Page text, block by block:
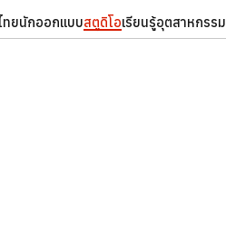
ทยนักออกแบบสตูดิโอเรียนรู้อุตสาหกรรม